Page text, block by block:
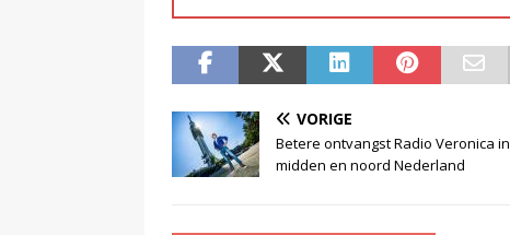
VORIGE
Betere ontvangst Radio Veronica in
midden en noord Nederland